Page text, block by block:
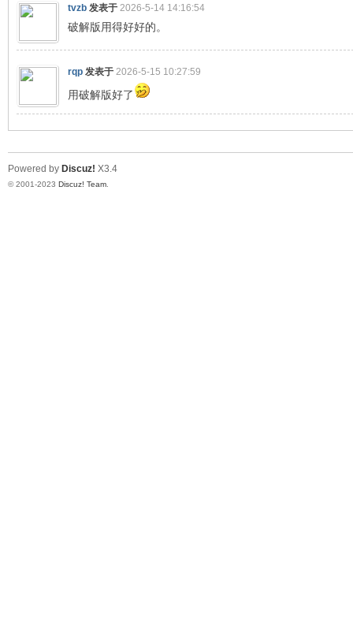
交
tvzb 发表于 2026-5-14 14:16:54
破解版用得好好的。
rqp 发表于 2026-5-15 10:27:59
用破解版好了
Powered by Discuz! X3.4
© 2001-2023 Discuz! Team